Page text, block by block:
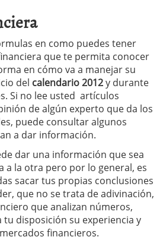
en como puedes tener
que te permita conocer
en cómo va a manejar su
del calendario 2012y durante
Si no lee usted artículos
de algún experto que da los
puede consultar algunos
a dar información.
dar una información que sea
a la otra pero por lo general, es
sacar tus propias conclusiones
que no se trata de adivinación,
que analizan números,
tu disposición su experiencia y
financieros.